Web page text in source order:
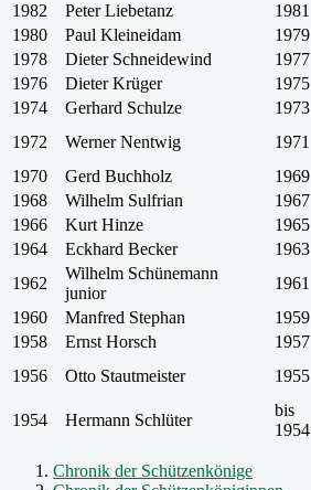
1982
Peter Liebetanz 1981
1980
Paul Kleineidam 1979
1978
Dieter Schneidewind 1977
1976
Dieter Krüger 1975
1974
Gerhard Schulze 1973
1972
Werner Nentwig 1971
1970
Gerd Buchholz 1969
1968
Wilhelm Sulfrian
1967
1966
Kurt Hinze 1965
1964
Eckhard Becker 1963
1962
Wilhelm Schünemann
junior
1961
1960
Manfred Stephan 1959
1958
Ernst Horsch 1957
1956
Otto Stautmeister 1955
1954
Hermann Schlüter
bis
1954
Chronik der Schützenkönige